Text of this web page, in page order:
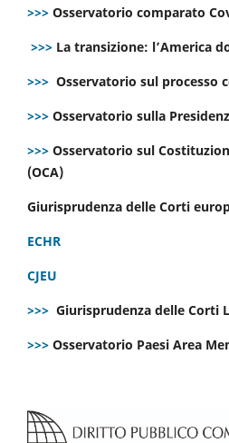
>>> Osservatorio comparato
>>> La transizione: l’America
>>> Osservatorio sul processo
>>> Osservatorio sulla
>>> Osservatorio sul
(OCA)
Giurisprudenza delle Corti
ECHR
CJEU
>>> Giurisprudenza delle Corti
>>> Osservatorio Paesi Area